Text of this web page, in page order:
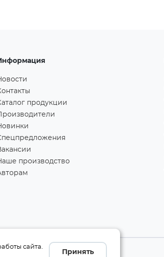
продукции
Производители
производство
сайта.
Принять